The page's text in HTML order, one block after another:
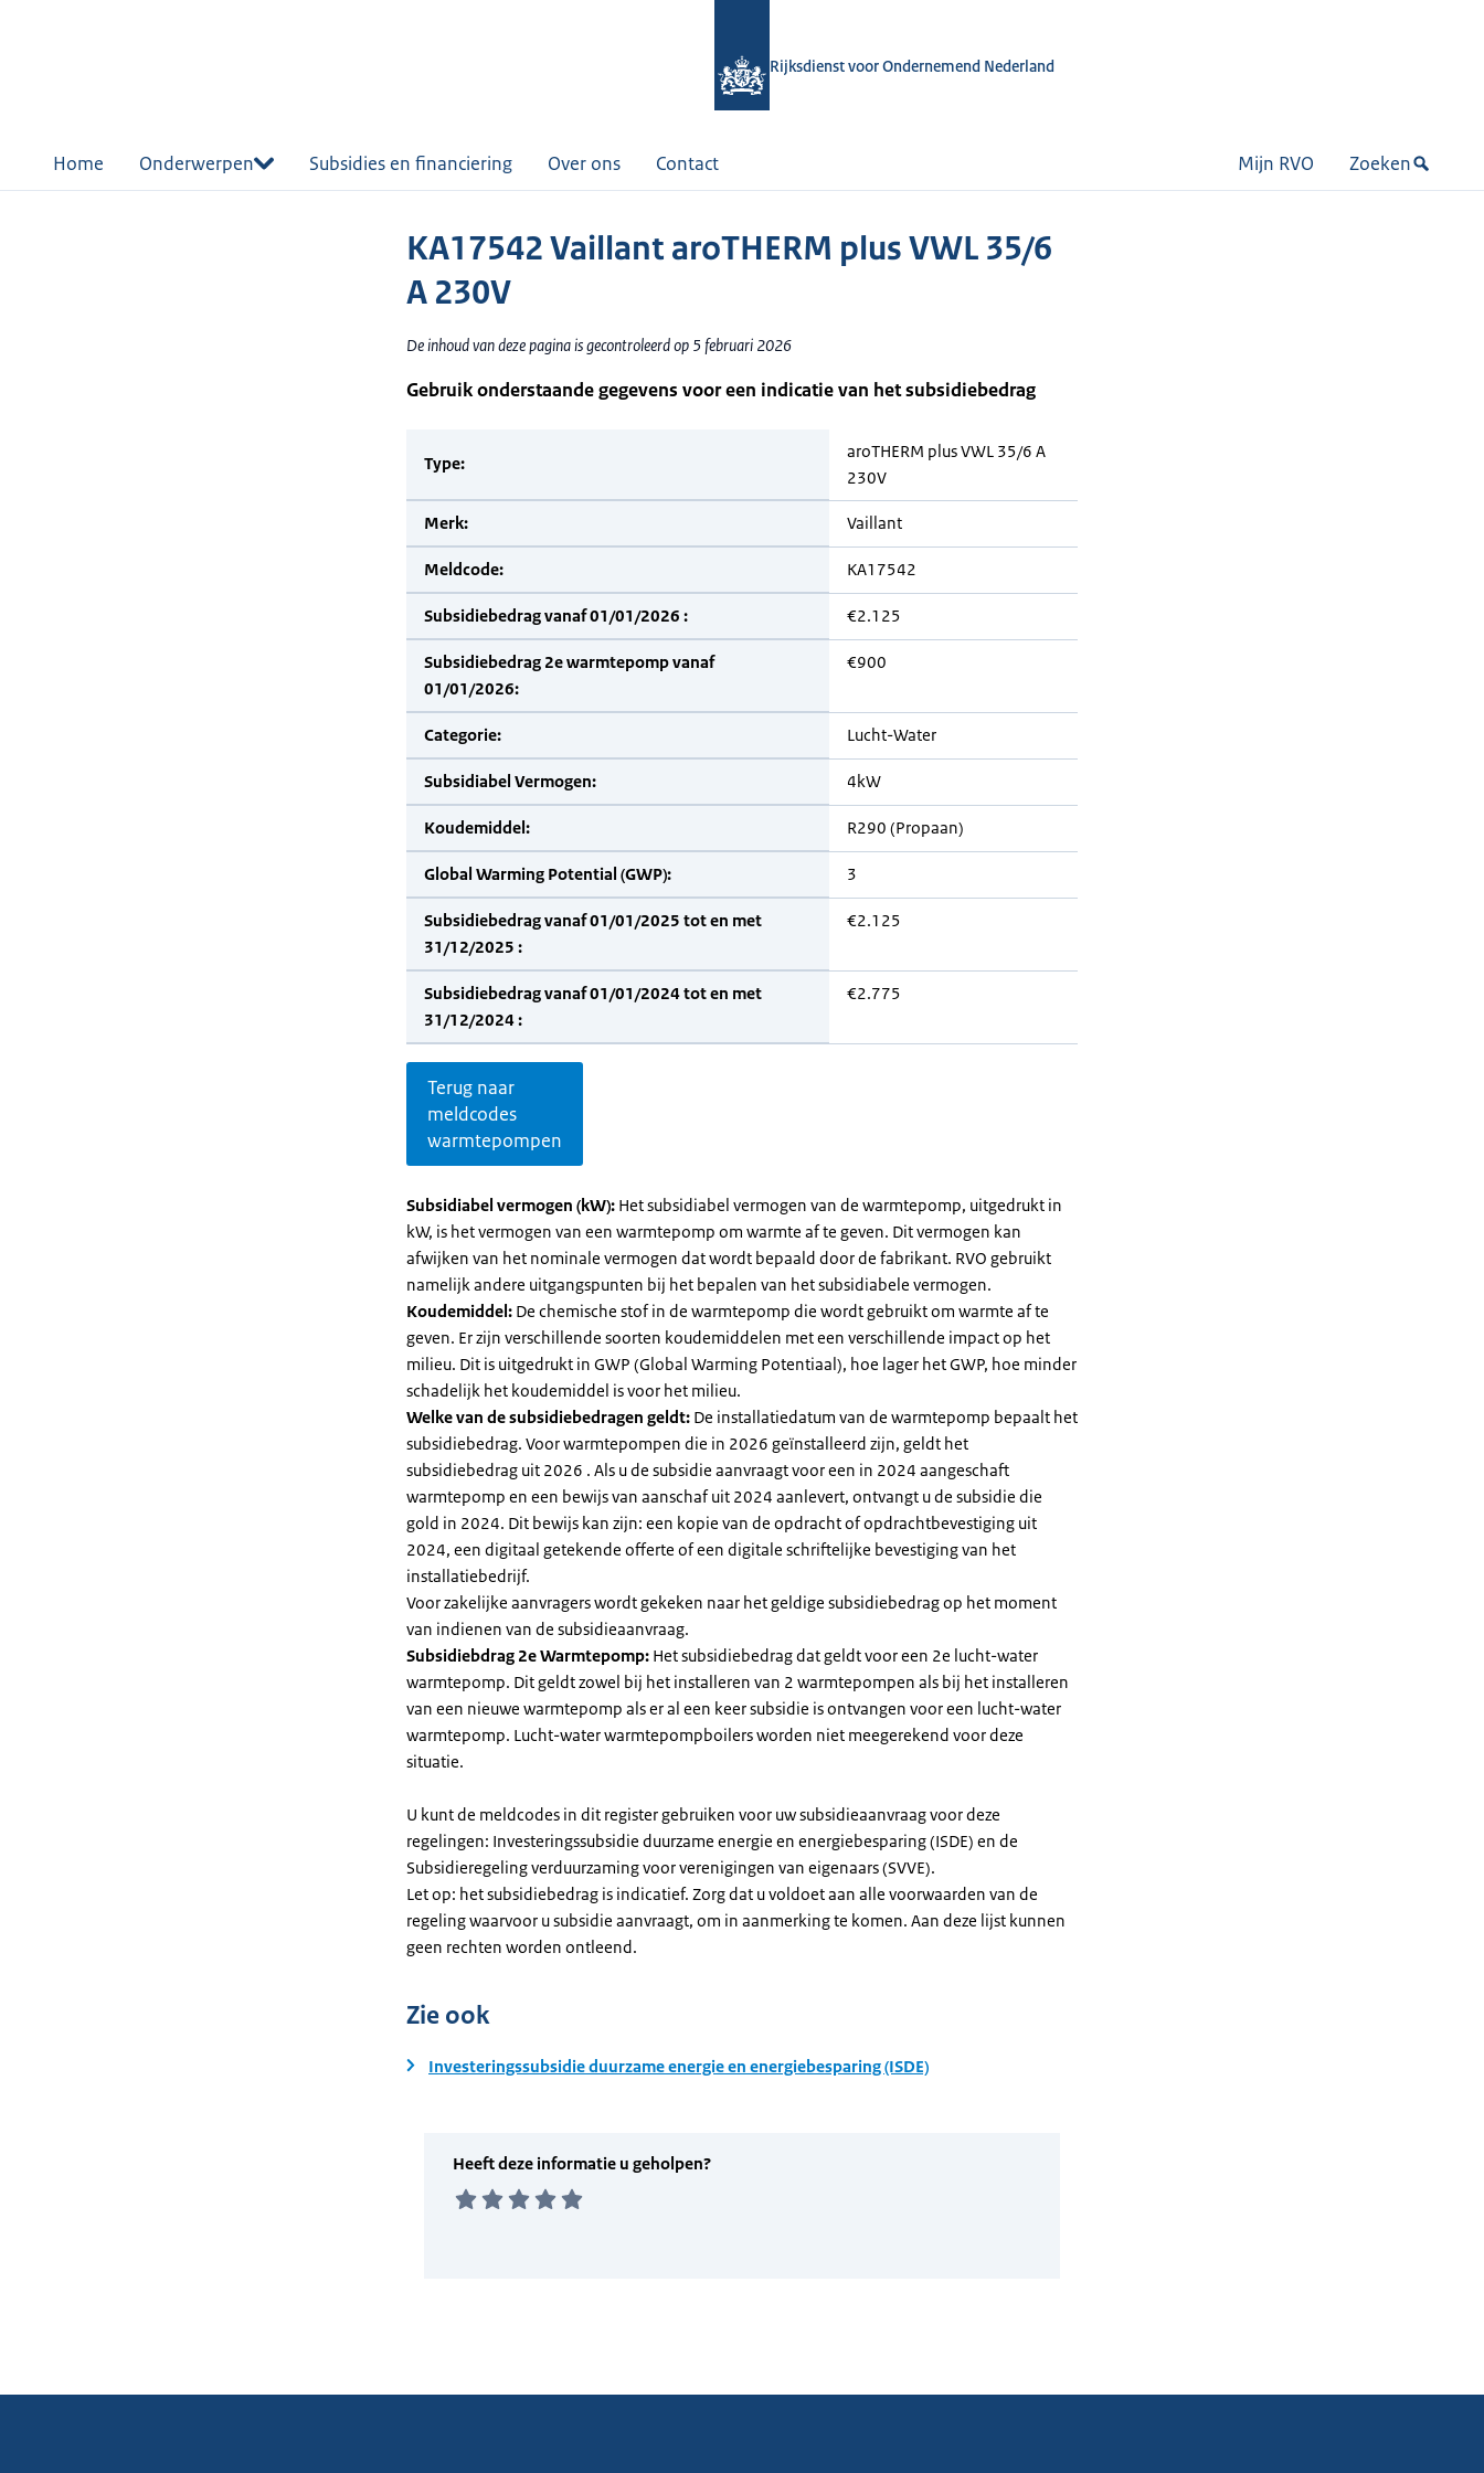
Rijksdienst voor Ondernemend Nederland
Home Onderwerpen Subsidies en financiering Over ons Contact Mijn RVO Zoeken
KA17542 Vaillant aroTHERM plus VWL 35/6
A 230V
De inhoud van deze pagina is gecontroleerd op 5 februari 2026
Gebruik onderstaande gegevens voor een indicatie van het subsidiebedrag
Type:
aroTHERM plus VWL 35/6 A
230V
Merk: Vaillant
Meldcode: KA17542
Subsidiebedrag vanaf 01/01/2026 : €2.125
Subsidiebedrag 2e warmtepomp vanaf
01/01/2026:
€900
Categorie: Lucht-Water
Subsidiabel Vermogen: 4kW
Koudemiddel: R290 (Propaan)
Global Warming Potential (GWP): 3
Subsidiebedrag vanaf 01/01/2025 tot en met
31/12/2025 :
€2.125
Subsidiebedrag vanaf 01/01/2024 tot en met
31/12/2024 :
€2.775
Terug naar
meldcodes
warmtepompen
Subsidiabel vermogen (kW): Het subsidiabel vermogen van de warmtepomp, uitgedrukt in
kW, is het vermogen van een warmtepomp om warmte af te geven. Dit vermogen kan
afwijken van het nominale vermogen dat wordt bepaald door de fabrikant. RVO gebruikt
namelijk andere uitgangspunten bij het bepalen van het subsidiabele vermogen.
Koudemiddel: De chemische stof in de warmtepomp die wordt gebruikt om warmte af te
geven. Er zijn verschillende soorten koudemiddelen met een verschillende impact op het
milieu. Dit is uitgedrukt in GWP (Global Warming Potentiaal), hoe lager het GWP, hoe minder
schadelijk het koudemiddel is voor het milieu.
Welke van de subsidiebedragen geldt: De installatiedatum van de warmtepomp bepaalt het
subsidiebedrag. Voor warmtepompen die in 2026 geïnstalleerd zijn, geldt het
subsidiebedrag uit 2026 . Als u de subsidie aanvraagt voor een in 2024 aangeschaft
warmtepomp en een bewijs van aanschaf uit 2024 aanlevert, ontvangt u de subsidie die
gold in 2024. Dit bewijs kan zijn: een kopie van de opdracht of opdrachtbevestiging uit
2024, een digitaal getekende offerte of een digitale schriftelijke bevestiging van het
installatiebedrijf.
Voor zakelijke aanvragers wordt gekeken naar het geldige subsidiebedrag op het moment
van indienen van de subsidieaanvraag.
Subsidiebdrag 2e Warmtepomp: Het subsidiebedrag dat geldt voor een 2e lucht-water
warmtepomp. Dit geldt zowel bij het installeren van 2 warmtepompen als bij het installeren
van een nieuwe warmtepomp als er al een keer subsidie is ontvangen voor een lucht-water
warmtepomp. Lucht-water warmtepompboilers worden niet meegerekend voor deze
situatie.
U kunt de meldcodes in dit register gebruiken voor uw subsidieaanvraag voor deze
regelingen: Investeringssubsidie duurzame energie en energiebesparing (ISDE) en de
Subsidieregeling verduurzaming voor verenigingen van eigenaars (SVVE).
Let op: het subsidiebedrag is indicatief. Zorg dat u voldoet aan alle voorwaarden van de
regeling waarvoor u subsidie aanvraagt, om in aanmerking te komen. Aan deze lijst kunnen
geen rechten worden ontleend.
Zie ook
Investeringssubsidie duurzame energie en energiebesparing (ISDE)